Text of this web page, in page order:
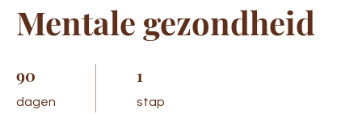
Mentale gezondheid
90
dagen
1
stap